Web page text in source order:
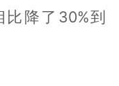
降了30%到